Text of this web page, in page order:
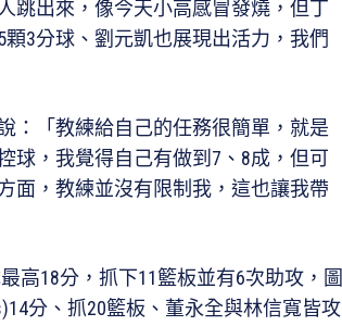
跳出來，像今天小高感冒發燒，但丁
3分球、劉元凱也展現出活力，我們
：「教練給自己的任務很簡單，就是
球，我覺得自己有做到7、8成，但可
面，教練並沒有限制我，這也讓我帶
高18分，抓下11籃板並有6次助攻，圖
分、抓20籃板、董永全與林信寬皆攻